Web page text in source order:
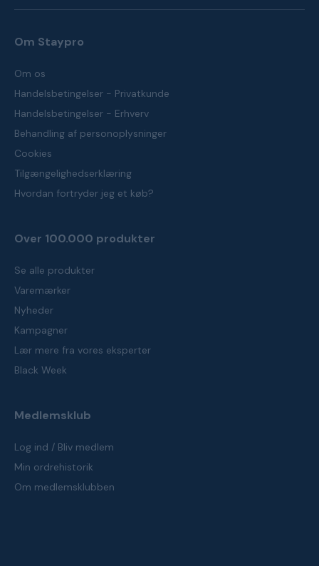
Om Staypro
Om os
Handelsbetingelser - Privatkunde
Handelsbetingelser - Erhverv
Behandling af personoplysninger
Cookies
Tilgængelighedserklæring
Hvordan fortryder jeg et køb?
Over 100.000 produkter
Se alle produkter
Varemærker
Nyheder
Kampagner
Lær mere fra vores eksperter
Black Week
Medlemsklub
Log ind / Bliv medlem
Min ordrehistorik
Om medlemsklubben